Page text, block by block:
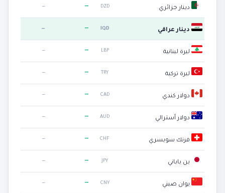
دينار جزائري DZD
—
—
دينار عراقي IQD
—
—
ليرة لبنانية LBP
—
—
ليرة تركية TRY
—
—
دولار كندي CAD
—
—
دولار أسترالي AUD
—
—
فرنك سويسري CHF
—
—
ين ياباني JPY
—
—
يوان صيني CNY
—
—